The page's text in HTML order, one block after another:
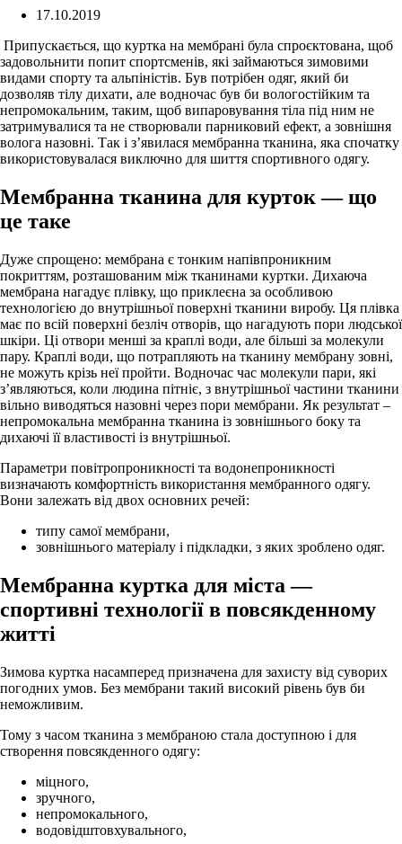
17.10.2019
Припускається, що куртка на мембрані була спроєктована, щоб
задовольнити попит спортсменів, які займаються зимовими
видами спорту та альпіністів. Був потрібен одяг, який би
дозволяв тілу дихати, але водночас був би вологостійким та
непромокальним, таким, щоб випаровування тіла під ним не
затримувалися та не створювали парниковий ефект, а зовнішня
волога назовні. Так і з’явилася мембранна тканина, яка спочатку
використовувалася виключно для шиття спортивного одягу.
Мембранна тканина для курток — що
це таке
Дуже спрощено: мембрана є тонким напівпроникним
покриттям, розташованим між тканинами куртки. Дихаюча
мембрана нагадує плівку, що приклеєна за особливою
технологією до внутрішньої поверхні тканини виробу. Ця плівка
має по всій поверхні безліч отворів, що нагадують пори людської
шкіри. Ці отвори менші за краплі води, але більші за молекули
пару. Краплі води, що потрапляють на тканину мембрану зовні,
не можуть крізь неї пройти. Водночас час молекули пари, які
з’являються, коли людина пітніє, з внутрішньої частини тканини
вільно виводяться назовні через пори мембрани. Як результат –
непромокальна мембранна тканина із зовнішнього боку та
дихаючі її властивості із внутрішньої.
Параметри повітропроникності та водонепроникності
визначають комфортність використання мембранного одягу.
Вони залежать від двох основних речей:
типу самої мембрани,
зовнішнього матеріалу і підкладки, з яких зроблено одяг.
Мембранна куртка для міста —
спортивні технології в повсякденному
житті
Зимова куртка насамперед призначена для захисту від суворих
погодних умов. Без мембрани такий високий рівень був би
неможливим.
Тому з часом тканина з мембраною стала доступною і для
створення повсякденного одягу:
міцного,
зручного,
непромокального,
водовідштовхувального,